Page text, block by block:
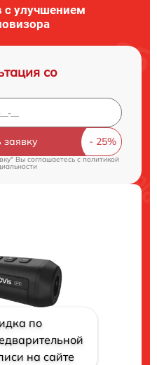
с улучшением
со
заявку
Вы соглашаетесь c политикой
по
на сайте